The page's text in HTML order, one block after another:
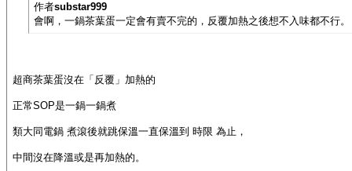
作者substar999
會啊，一鍋茶葉蛋一定會有賣不完的，反覆加熱之後想不入味都不行。
超商茶葉蛋沒在「反覆」加熱的
正常SOP是一鍋一鍋煮
類大同電鍋 煮滾後就跳保溫一直保溫到 時限 為止，
中間沒在降溫或是再加熱的。